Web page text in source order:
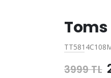
3999 TL